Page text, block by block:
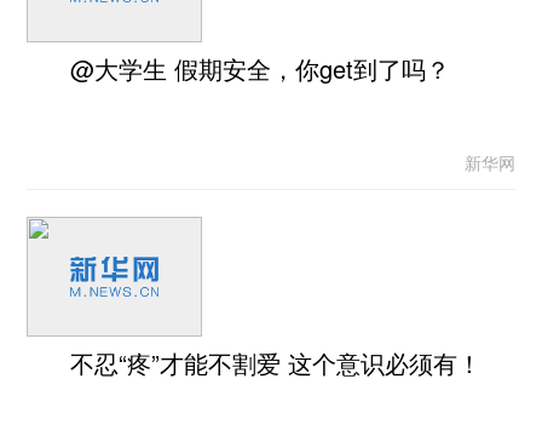
@大学生 假期安全，你get到了吗？
新华网
不忍“疼”才能不割爱 这个意识必须有！